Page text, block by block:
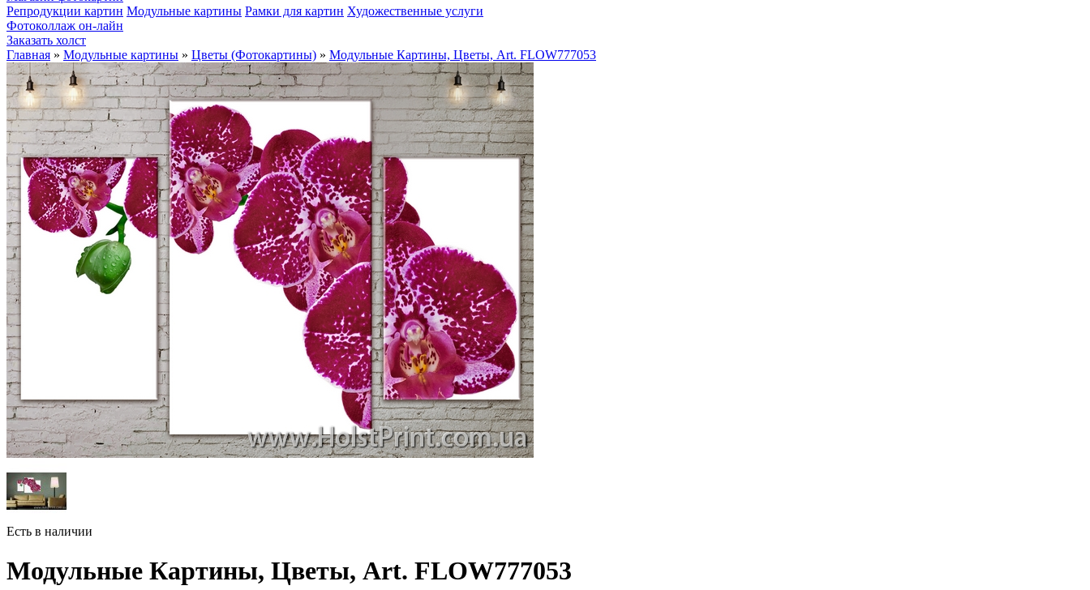
Репродукции картин Модульные картины Рамки для картин Художественные услуги
Фотоколлаж он-лайн
Заказать холст
Главная » Модульные картины » Цветы (Фотокартины) » Модульные Картины, Цветы, Art. FLOW777053
Есть в наличии
Модульные Картины, Цветы, Art. FLOW777053